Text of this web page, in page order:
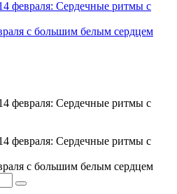
с большим белым сердцем
с большим белым сердцем